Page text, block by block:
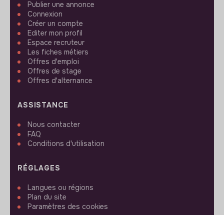
Publier une annonce
Connexion
Créer un compte
Editer mon profil
Espace recruteur
Les fiches métiers
Offres d'emploi
Offres de stage
Offres d'alternance
ASSISTANCE
Nous contacter
FAQ
Conditions d'utilisation
RÉGLAGES
Langues ou régions
Plan du site
Paramètres des cookies